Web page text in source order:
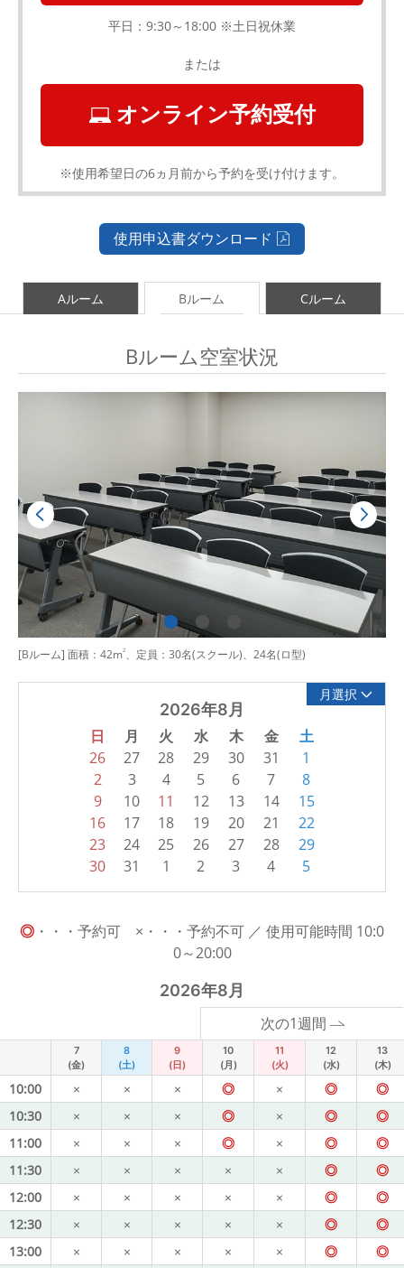
平日：9:30～18:00 ※土日祝休業
または
オンライン予約受付
※使用希望日の6ヵ月前から予約を受け付けます。
使用申込書ダウンロード
Aルーム Bルーム Cルーム
Bルーム空室状況
[Bルーム] 面積：42m2、定員：30名(スクール)、24名(ロ型)
月選択
2026年8月
日 月 火 水 木 金 土
26 27 28 29 30 31
1
2
3 4 5 6 7
8
9
10 11 12 13 14
15
16
17 18 19 20 21
22
23
24 25 26 27 28
29
30
31 1 2 3 4 5
◎ ・・・予約可 ×・・・予約不可 ／ 使用可能時間 10:0
0～20:00
2026年8月
次の1週間
7
(金)
8
(土)
9
(日)
10
(月)
11
(火)
12
(水)
13
(木)
10:00 × × × ◎ × ◎
◎
10:30
× × × ◎ × ◎
◎
11:00
× × × ◎ × ◎
◎
11:30
× × × × × ◎
◎
12:00
× × × × × ◎
◎
12:30
× × × × × ◎
◎
13:00
× × × × × ◎
◎